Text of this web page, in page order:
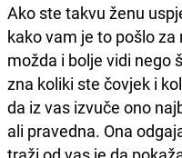
Ako ste takvu ženu
kako vam je to pošlo
možda i bolje vidi nego
zna koliki ste čovjek i
da iz vas izvuče ono
ali pravedna. Ona